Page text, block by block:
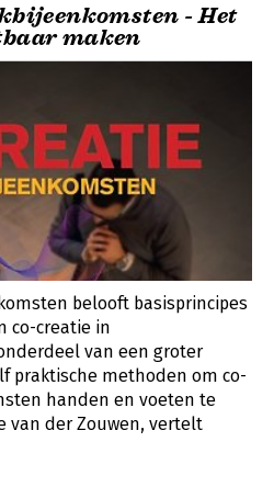
- Het
maken
belooft basisprincipes
co-creatie in
van een groter
praktische methoden om co-
handen en voeten te
van der Zouwen, vertelt